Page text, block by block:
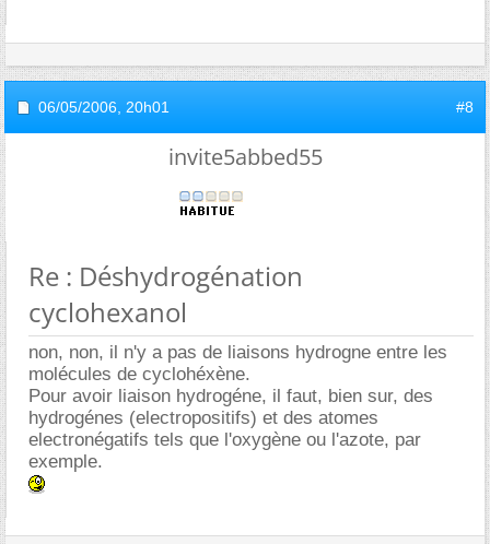
06/05/2006, 20h01 #8
invite5abbed55
Re : Déshydrogénation
cyclohexanol
non, non, il n'y a pas de liaisons hydrogne entre les
molécules de cyclohéxène.
Pour avoir liaison hydrogéne, il faut, bien sur, des
hydrogénes (electropositifs) et des atomes
electronégatifs tels que l'oxygène ou l'azote, par
exemple.